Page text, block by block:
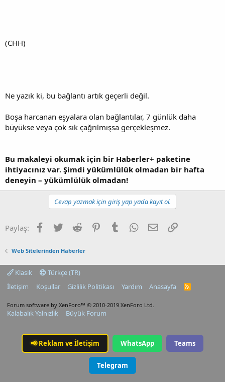
(CHH)
Ne yazık ki, bu bağlantı artık geçerli değil.
Boşa harcanan eşyalara olan bağlantılar, 7 günlük daha
büyükse veya çok sık çağrılmışsa gerçekleşmez.
Bu makaleyi okumak için bir Haberler+ paketine
ihtiyacınız var. Şimdi yükümlülük olmadan bir hafta
deneyin – yükümlülük olmadan!
Cevap yazmak için giriş yap yada kayıt ol.
Paylaş: Facebook
TwitterReddit PinterestTumblrWhatsApp
E-postaLink
Web Sitelerinden Haberler
Klasik
Türkçe (TR)
İletişim
Koşullar Gizlilik Politikası Yardım Anasayfa
R
Forum software by XenForo™ © 2010-2019 XenForo Ltd.
Kalabalık Yalnızlık Büyük Forum
📢Reklam ve İletişim WhatsApp Teams
Telegram